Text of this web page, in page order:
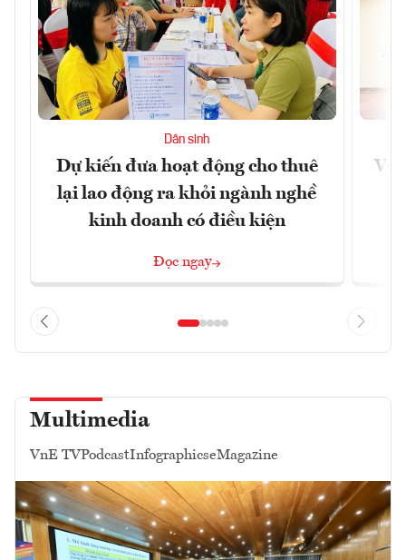
Dân sinh
Dự kiến đưa hoạt động cho thuê
lại lao động ra khỏi ngành nghề
kinh doanh có điều kiện
Đọc ngay
Multimedia
VnE TVPodcastInfographicseMagazine